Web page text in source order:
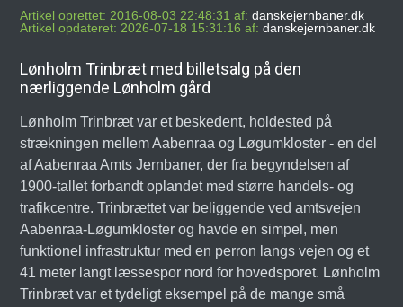
Artikel oprettet: 2016-08-03 22:48:31 af: danskejernbaner.dk
Artikel opdateret: 2026-07-18 15:31:16 af: danskejernbaner.dk
Lønholm Trinbræt med billetsalg på den
nærliggende Lønholm gård
Lønholm Trinbræt var et beskedent, holdested på
strækningen mellem Aabenraa og Løgumkloster - en del
af Aabenraa Amts Jernbaner, der fra begyndelsen af
1900-tallet forbandt oplandet med større handels- og
trafikcentre. Trinbrættet var beliggende ved amtsvejen
Aabenraa-Løgumkloster og havde en simpel, men
funktionel infrastruktur med en perron langs vejen og et
41 meter langt læssespor nord for hovedsporet. Lønholm
Trinbræt var et tydeligt eksempel på de mange små